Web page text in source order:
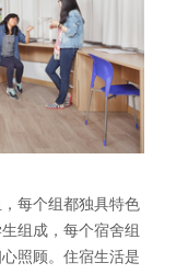
每个组都独具特色
组成，每个宿舍组
照顾。住宿生活是